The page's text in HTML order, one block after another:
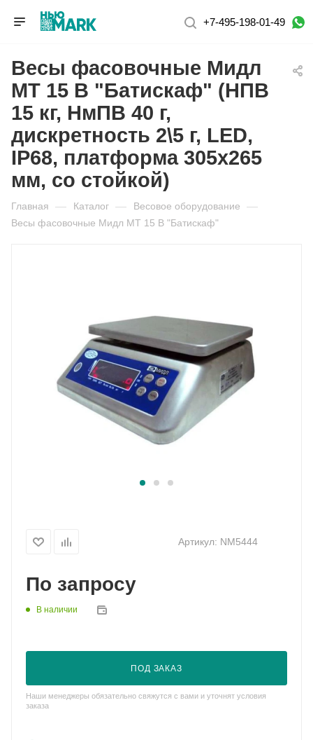
+7-495-198-01-49
Весы фасовочные Мидл
МТ 15 В "Батискаф" (НПВ
15 кг, НмПВ 40 г,
дискретность 2\5 г, LED,
IP68, платформа 305х265
мм, со стойкой)
Главная — Каталог — Весовое оборудование —
Весы фасовочные Мидл МТ 15 В "Батискаф"
Артикул: NM5444
По запросу
В наличии
ПОД ЗАКАЗ
Наши менеджеры обязательно свяжутся с вами и уточнят условия
заказа